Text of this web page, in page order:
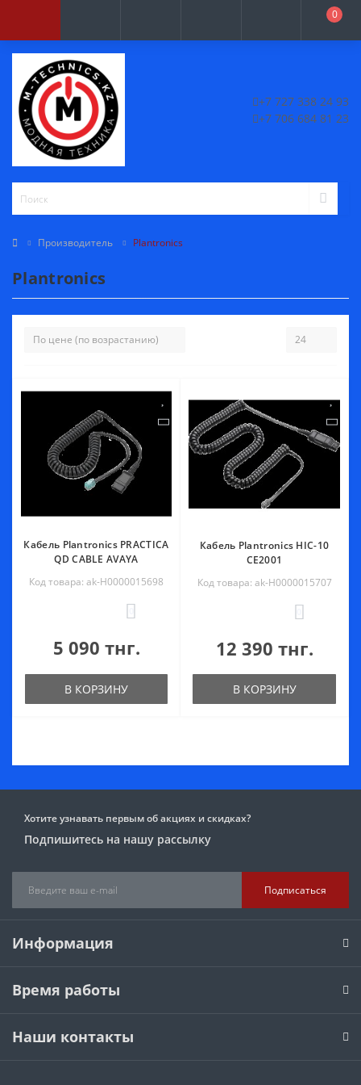
0
+7 727 338 24 93
+7 706 684 81 23
Производитель Plantronics
Plantronics
Кабель Plantronics PRACTICA
QD CABLE AVAYA
Код товара: ak-Н0000015698
5 090 тнг.
В КОРЗИНУ
Кабель Plantronics HIC-10
CE2001
Код товара: ak-Н0000015707
12 390 тнг.
В КОРЗИНУ
Хотите узнавать первым об акциях и скидках?
Подпишитесь на нашу рассылку
Подписаться
Информация
Время работы
Наши контакты